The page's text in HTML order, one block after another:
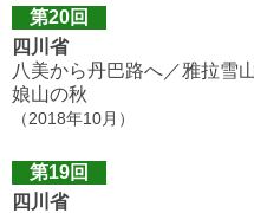
第20回
四川省
八美から丹巴路へ／雅拉雪
娘山の秋
（2018年10月）
第19回
四川省